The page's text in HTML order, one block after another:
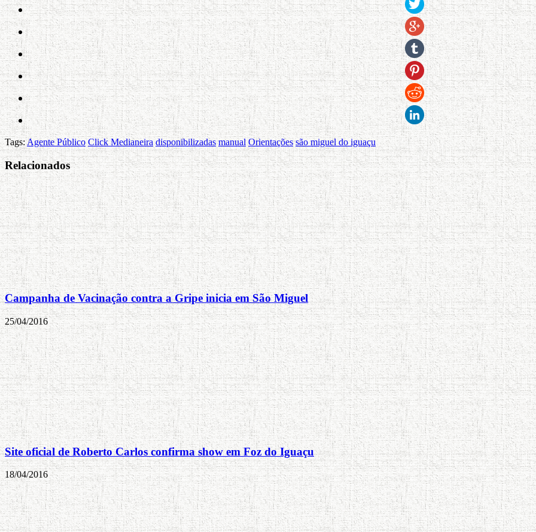
Tags:Agente Público Click Medianeira disponibilizadas manual Orientações são miguel do iguaçu
Relacionados
Campanha de Vacinação contra a Gripe inicia em São Miguel
25/04/2016
Site oficial de Roberto Carlos confirma show em Foz do Iguaçu
18/04/2016